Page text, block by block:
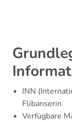
INN
Flibanserin
Verfügbare